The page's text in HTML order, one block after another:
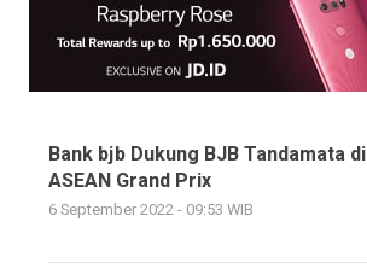
Bank bjb Dukung BJB Tandamata di
ASEAN Grand Prix
6 September 2022 - 09:53 WIB